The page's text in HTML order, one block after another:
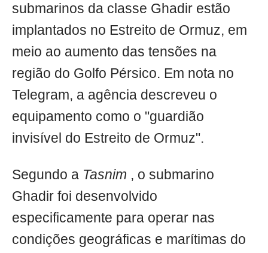
submarinos da classe Ghadir estão
implantados no Estreito de Ormuz, em
meio ao aumento das tensões na
região do Golfo Pérsico. Em nota no
Telegram, a agência descreveu o
equipamento como o "guardião
invisível do Estreito de Ormuz".
Segundo a Tasnim , o submarino
Ghadir foi desenvolvido
especificamente para operar nas
condições geográficas e marítimas do